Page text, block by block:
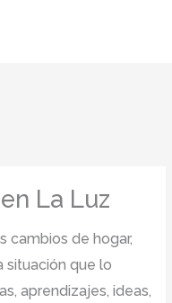
La Luz
cambios de hogar,
situación que lo
aprendizajes, ideas,